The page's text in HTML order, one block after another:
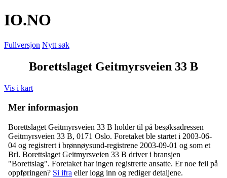
IO.NO
Fullversjon Nytt søk
Borettslaget Geitmyrsveien 33 B
Vis i kart
Mer informasjon
Borettslaget Geitmyrsveien 33 B holder til på besøksadressen
Geitmyrsveien 33 B, 0171 Oslo. Foretaket ble startet i 2003-06-
04 og registrert i brønnøysund-registrene 2003-09-01 og som et
Brl. Borettslaget Geitmyrsveien 33 B driver i bransjen
"Borettslag". Foretaket har ingen registrerte ansatte. Er noe feil på
oppføringen? Si ifra eller logg inn og rediger detaljene.